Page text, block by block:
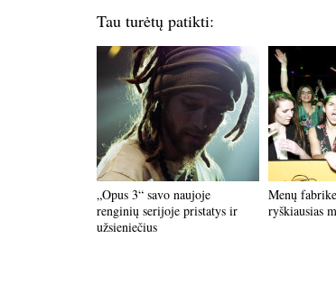
Tau turėtų patikti:
„Opus 3“ savo naujoje
renginių serijoje pristatys ir
užsieniečius
Menų
ryškiausias